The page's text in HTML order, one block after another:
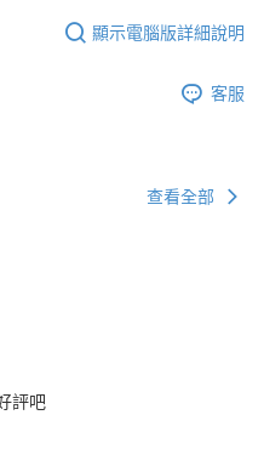
顯示電腦版詳細說明
客服
查看全部
評吧